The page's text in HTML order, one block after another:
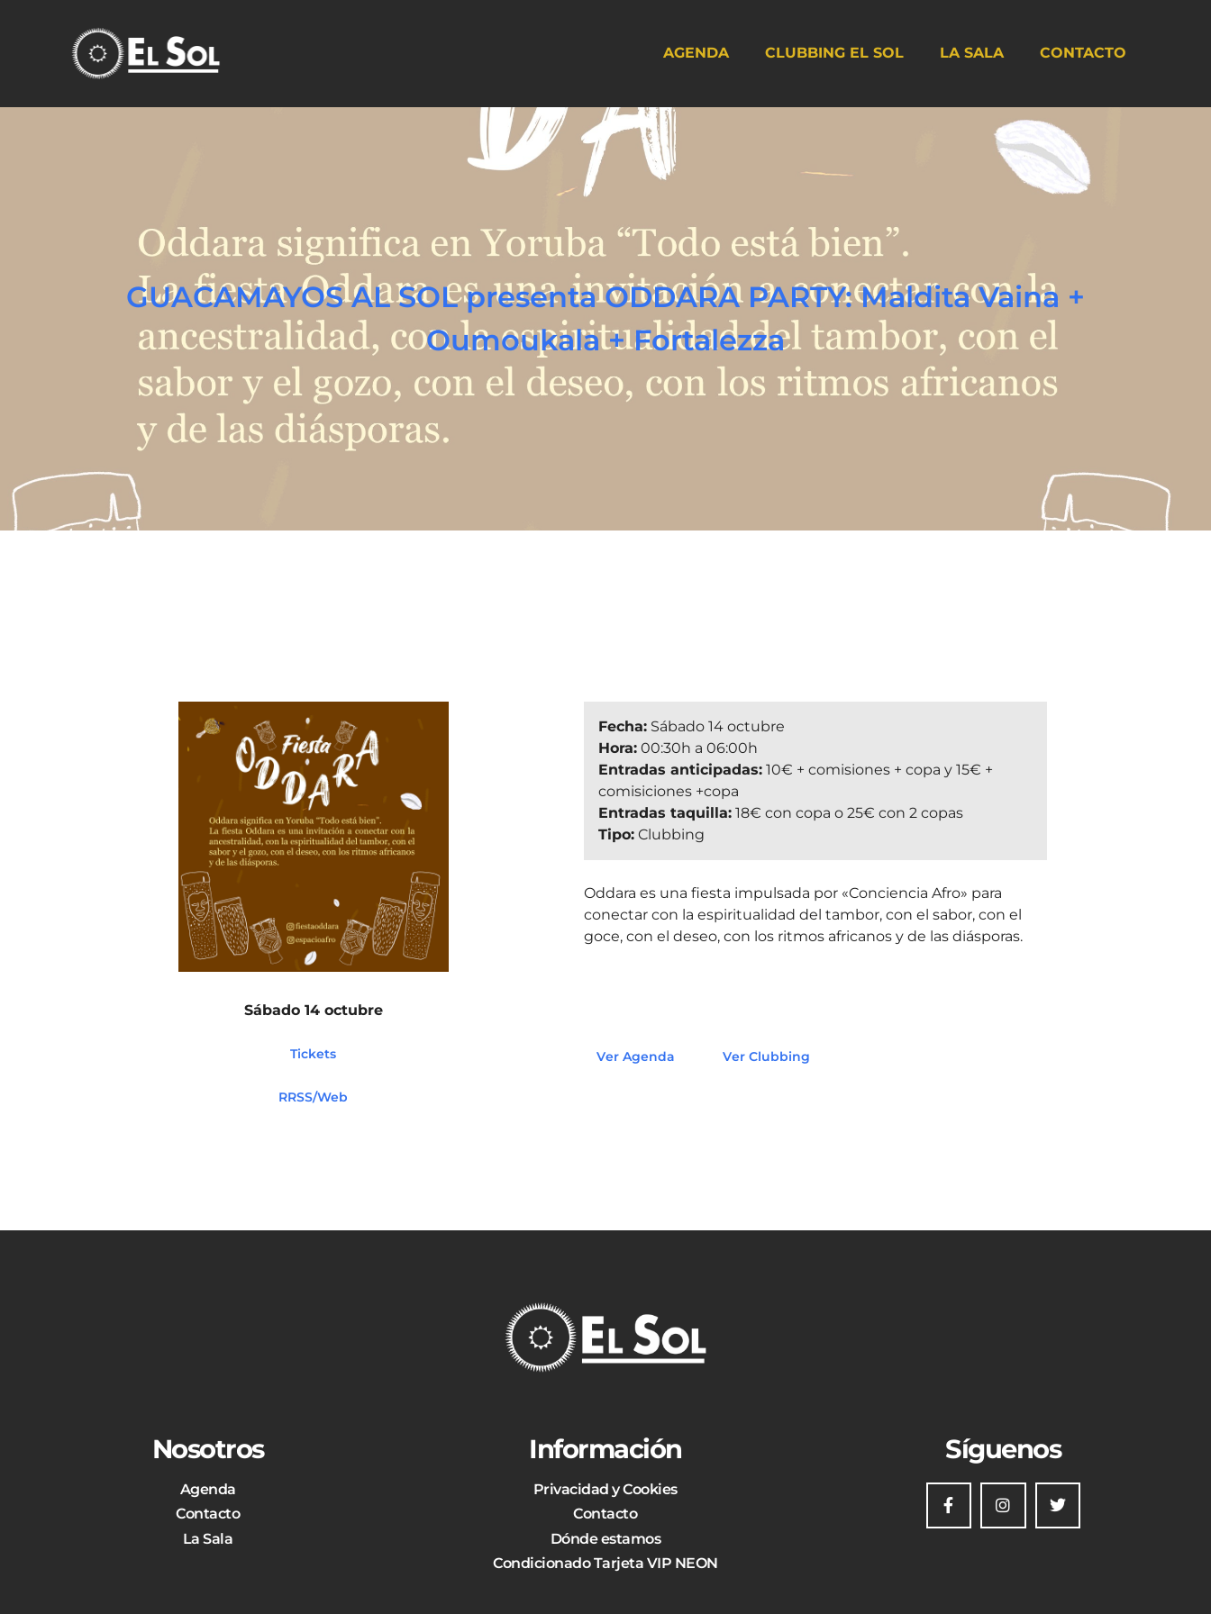
AGENDA CLUBBING EL SOL LA SALA CONTACTO
GUACAMAYOS AL SOL presenta ODDARA PARTY: Maldita Vaina +
Oumoukala + Fortalezza
Sábado 14 octubre
Tickets
RRSS/Web
Fecha:Sábado 14 octubre
Hora:00:30h a 06:00h
Entradas anticipadas:10€ + comisiones + copa y 15€ +
comisiciones +copa
Entradas taquilla:18€ con copa o 25€ con 2 copas
Tipo:Clubbing
Oddara es una fiesta impulsada por «Conciencia Afro» para
conectar con la espiritualidad del tambor, con el sabor, con el
goce, con el deseo, con los ritmos africanos y de las diásporas.
Ver Agenda Ver Clubbing
Nosotros
Agenda
Contacto
La Sala
Información
Privacidad y Cookies
Contacto
Dónde estamos
Condicionado Tarjeta VIP NEON
Síguenos